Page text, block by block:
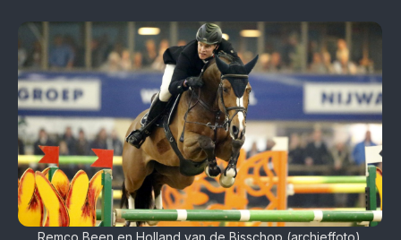
Remco Been en Holland van de Bisschop (archieffoto).